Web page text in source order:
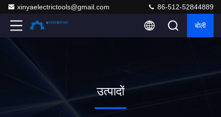
xinyaelectrictools@gmail.com 86-512-52844889
बोली
उत्पादों